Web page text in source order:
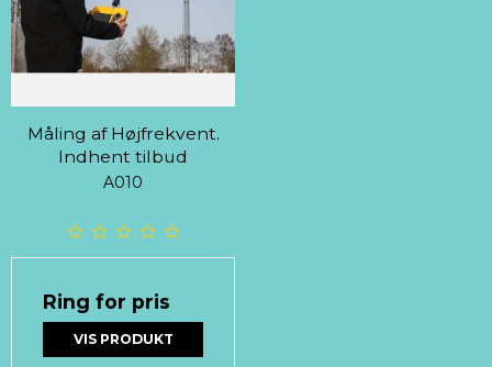
Måling af Højfrekvent.
Indhent tilbud
A010
Ring for pris
VIS PRODUKT